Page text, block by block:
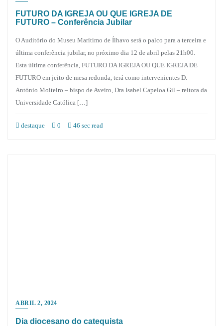
FUTURO DA IGREJA OU QUE IGREJA DE
FUTURO – Conferência Jubilar
O Auditório do Museu Marítimo de Ílhavo será o palco para a terceira e
última conferência jubilar, no próximo dia 12 de abril pelas 21h00.
Esta última conferência, FUTURO DA IGREJA OU QUE IGREJA DE
FUTURO em jeito de mesa redonda, terá como intervenientes D.
António Moiteiro – bispo de Aveiro, Dra Isabel Capeloa Gil – reitora da
Universidade Católica […]
destaque 0 46 sec read
ABRIL 2, 2024
Dia diocesano do catequista